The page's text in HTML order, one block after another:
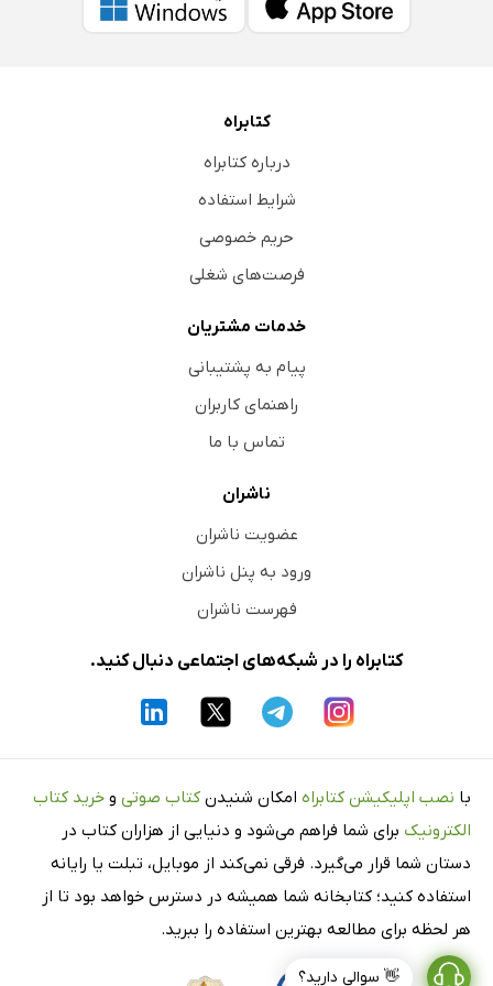
👋 سوالی دارید؟
کتابراه
درباره کتابراه
شرایط استفاده
حریم خصوصی
فرصت‌های شغلی
خدمات مشتریان
پیام به پشتیبانی
راهنمای کاربران
تماس با ما
ناشران
عضویت ناشران
ورود به پنل ناشران
فهرست ناشران
کتابراه را در شبکه‌های اجتماعی دنبال کنید.
با نصب اپلیکیشن کتابراه امکان شنیدن کتاب صوتی و خرید کتاب
الکترونیک برای شما فراهم می‌شود و دنیایی از هزاران کتاب در
دستان شما قرار می‌گیرد. فرقی نمی‌کند از موبایل، تبلت یا رایانه
استفاده کنید؛ کتابخانه شما همیشه در دسترس خواهد بود تا از
هر لحظه برای مطالعه بهترین استفاده را ببرید.